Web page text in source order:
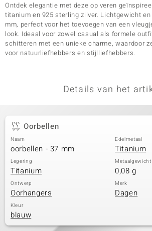
Ontdek elegantie met deze op veren
titanium en 925 sterling zilver. Lichtgewicht
mm, perfect voor het toevoegen van een
look. Ideaal voor zowel casual als formele
schitteren met een unieke charme, waardoor
voor natuurliefhebbers en stijlliefhebbers.
Details van het
Oorbellen
Naam
oorbellen - 37 mm
Edelmetaal
Titanium
Legering
Titanium
Metaalgewicht
0,08 g
Ontwerp
Oorhangers
Merk
Dagen
Kleur
blauw